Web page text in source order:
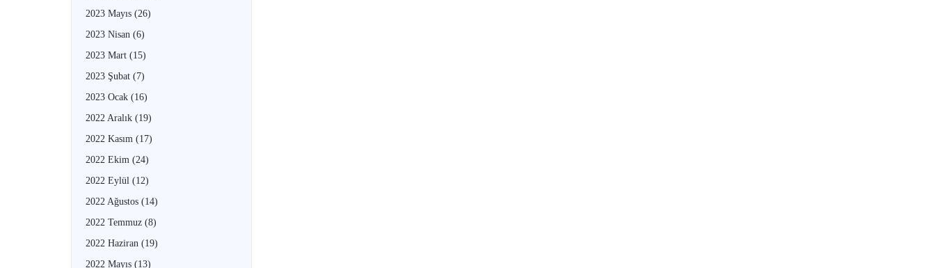
2023 Mayıs (26)
2023 Nisan (6)
2023 Mart (15)
2023 Şubat (7)
2023 Ocak (16)
2022 Aralık (19)
2022 Kasım (17)
2022 Ekim (24)
2022 Eylül (12)
2022 Ağustos (14)
2022 Temmuz (8)
2022 Haziran (19)
2022 Mayıs (13)